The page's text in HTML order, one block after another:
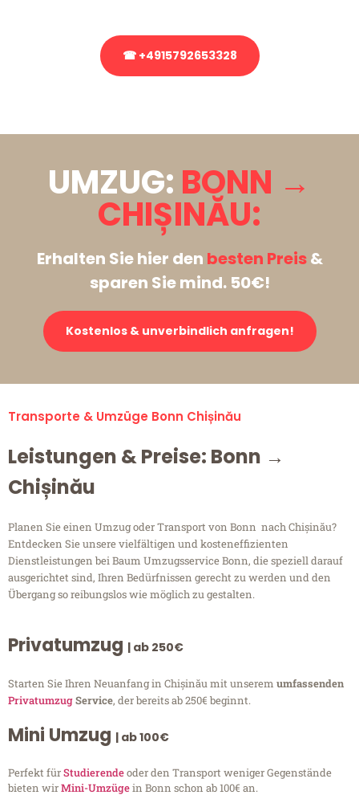
☎ +4915792653328
UMZUG: BONN →
CHIȘINĂU:
Erhalten Sie hier den besten Preis&
sparen Sie mind. 50€!
Kostenlos & unverbindlich anfragen!
Transporte & Umzüge Bonn Chișinău
Leistungen & Preise: Bonn →
Chișinău
Planen Sie einen Umzug oder Transport von Bonn nach Chișinău?
Entdecken Sie unsere vielfältigen und kosteneffizienten
Dienstleistungen bei Baum Umzugsservice Bonn, die speziell darauf
ausgerichtet sind, Ihren Bedürfnissen gerecht zu werden und den
Übergang so reibungslos wie möglich zu gestalten.
Privatumzug | ab 250€
Starten Sie Ihren Neuanfang in Chișinău mit unserem umfassenden
PrivatumzugService, der bereits ab 250€ beginnt.
Mini Umzug | ab 100€
Perfekt fürStudierendeoder den Transport weniger Gegenstände
bieten wirMini-Umzügein Bonn schon ab 100€ an.